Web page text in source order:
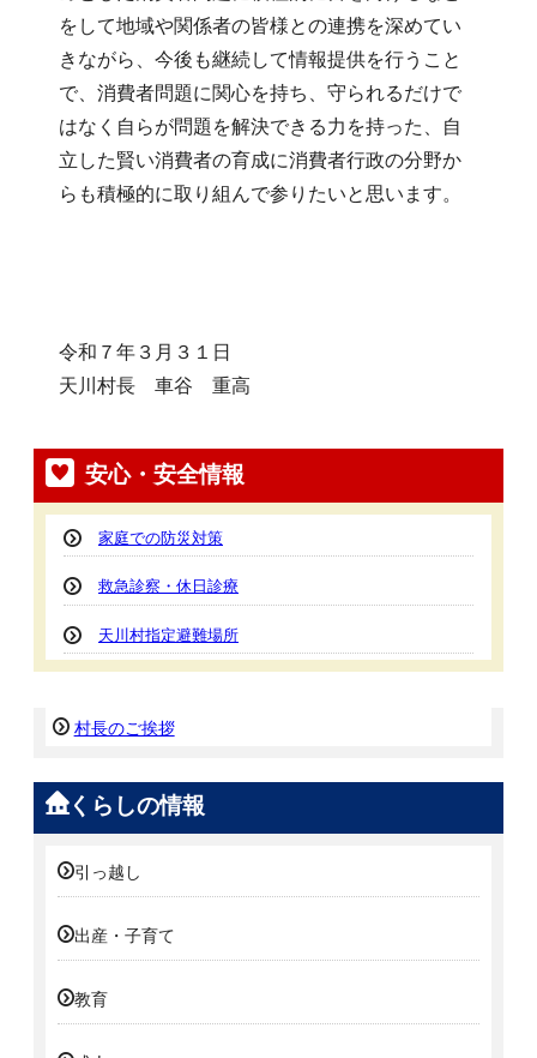
をして地域や関係者の皆様との連携を深めてい
きながら、今後も継続して情報提供を行うこと
で、消費者問題に関心を持ち、守られるだけで
はなく自らが問題を解決できる力を持った、自
立した賢い消費者の育成に消費者行政の分野か
らも積極的に取り組んで参りたいと思います。
令和７年３月３１日
天川村長 車谷 重高
安心・安全情報
家庭での防災対策
救急診察・休日診療
天川村指定避難場所
村長のご挨拶
くらしの情報
引っ越し
出産・子育て
教育